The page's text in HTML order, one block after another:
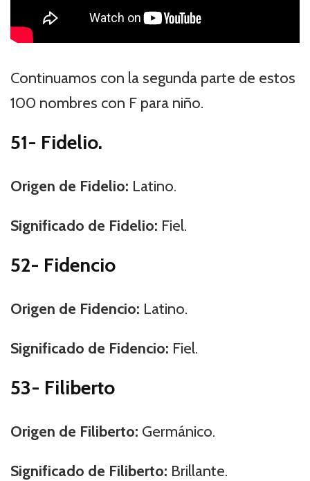
Continuamos con la segunda parte de estos
100 nombres con F para niño.
51- Fidelio.
Origen de Fidelio: Latino.
Significado de Fidelio: Fiel.
52- Fidencio
Origen de Fidencio: Latino.
Significado de Fidencio: Fiel.
53- Filiberto
Origen de Filiberto: Germánico.
Significado de Filiberto: Brillante.